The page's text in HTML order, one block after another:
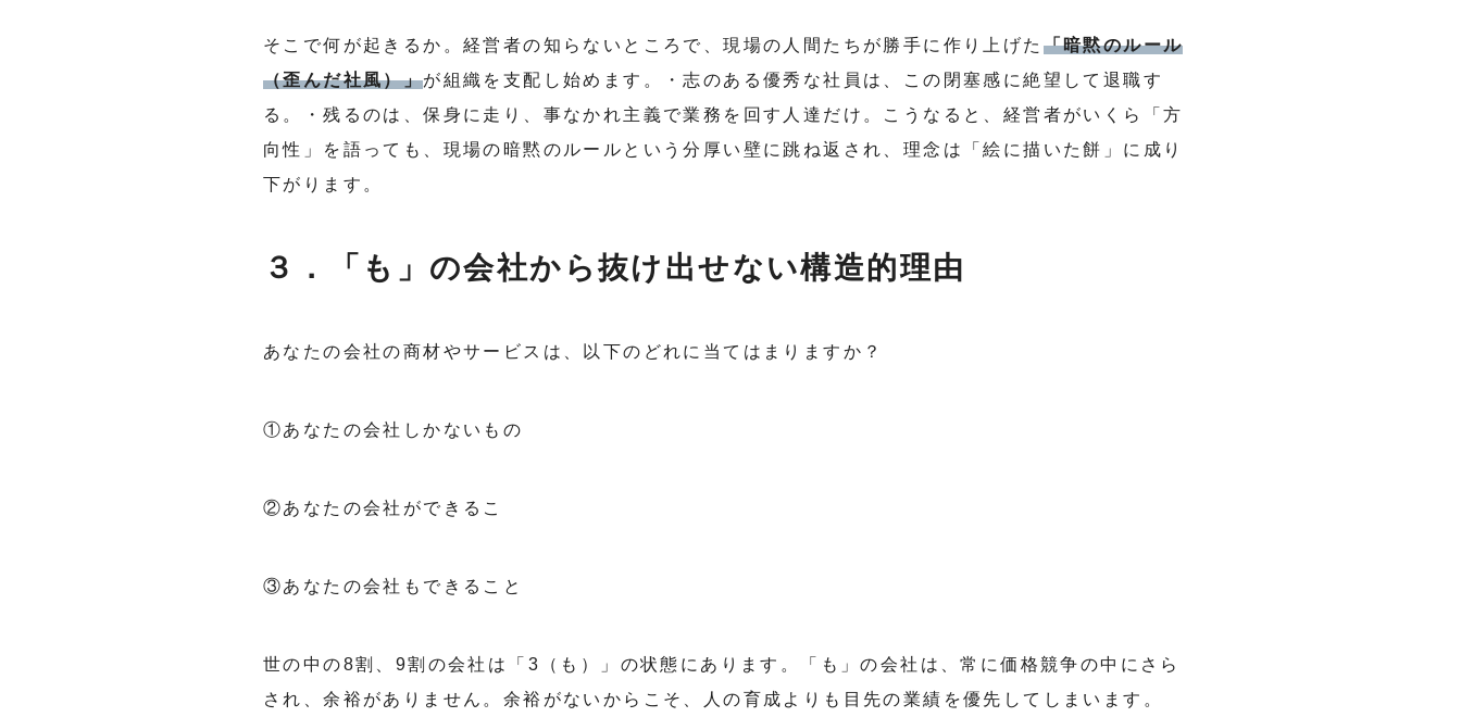
そこで何が起きるか。経営者の知らないところで、現場の人間たちが勝手に作り上げた 「暗黙のルール
（歪んだ社風）」が組織を支配し始めます。・志のある優秀な社員は、この閉塞感に絶望して退職す
る。・残るのは、保身に走り、事なかれ主義で業務を回す人達だけ。こうなると、経営者がいくら「方
向性」を語っても、現場の暗黙のルールという分厚い壁に跳ね返され、理念は「絵に描いた餅」に成り
下がります。
３．「も」の会社から抜け出せない構造的理由
あなたの会社の商材やサービスは、以下のどれに当てはまりますか？
①あなたの会社しかないもの
②あなたの会社ができるこ
③あなたの会社もできること
世の中の8割、9割の会社は「3（も）」の状態にあります。「も」の会社は、常に価格競争の中にさら
され、余裕がありません。余裕がないからこそ、人の育成よりも目先の業績を優先してしまいます。